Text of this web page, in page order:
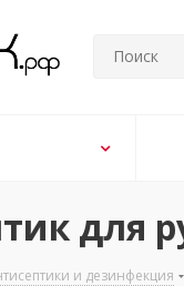
для
и дезинфекция